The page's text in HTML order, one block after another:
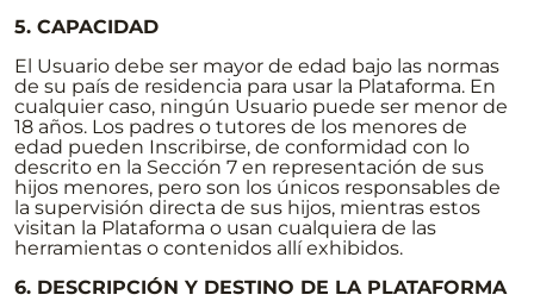
5. CAPACIDAD
El Usuario debe ser mayor de edad bajo las normas
de su país de residencia para usar la Plataforma. En
cualquier caso, ningún Usuario puede ser menor de
18 años. Los padres o tutores de los menores de
edad pueden Inscribirse, de conformidad con lo
descrito en la Sección 7 en representación de sus
hijos menores, pero son los únicos responsables de
la supervisión directa de sus hijos, mientras estos
visitan la Plataforma o usan cualquiera de las
herramientas o contenidos allí exhibidos.
6. DESCRIPCIÓN Y DESTINO DE LA PLATAFORMA